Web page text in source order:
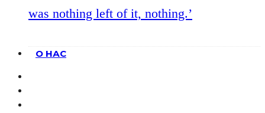
was nothing left of it, nothing.’
О НАС